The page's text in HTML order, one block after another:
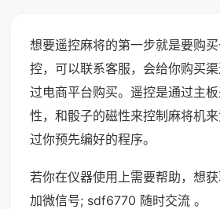
想要遥控麻将的第一步就是要购
控，可以联系客服，会给你购买
过电商平台购买。遥控是通过主
性，和骰子的磁性来控制麻将机
过你预先编好的程序。
若你在仪器使用上需要帮助，想
加微信号; sdf6770 随时交流 。